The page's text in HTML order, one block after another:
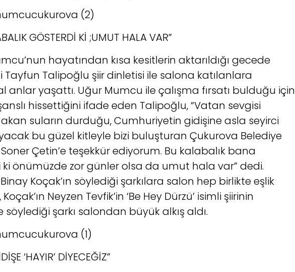
GÖSTERDİ Kİ ;UMUT HALA VAR”
hayatından kısa kesitlerin aktarıldığı gecede
Tayfun Talipoğlu şiir dinletisi ile salona katılanlara
anlar yaşattı. Uğur Mumcu ile çalışma fırsatı bulduğu için
hissettiğini ifade eden Talipoğlu, “Vatan sevgisi
suların durduğu, Cumhuriyetin gidişine asla seyirci
bu güzel kitleyle bizi buluşturan Çukurova Belediye
Soner Çetin’e teşekkür ediyorum. Bu kalabalık bana
önümüzde zor günler olsa da umut hala var” dedi.
Koçak’ın söylediği şarkılara salon hep birlikte eşlik
Neyzen Tevfik’in ‘Be Hey Dürzü’ isimli şiirinin
söylediği şarkı salondan büyük alkış aldı.
‘HAYIR’ DİYECEĞİZ”